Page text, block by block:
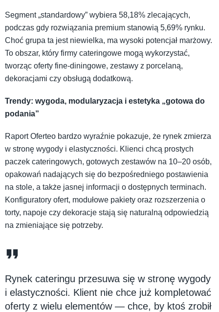
Segment „standardowy” wybiera 58,18% zlecających,
podczas gdy rozwiązania premium stanowią 5,69% rynku.
Choć grupa ta jest niewielka, ma wysoki potencjał marżowy.
To obszar, który firmy cateringowe mogą wykorzystać,
tworząc oferty fine-diningowe, zestawy z porcelaną,
dekoracjami czy obsługą dodatkową.
Trendy: wygoda, modularyzacja i estetyka „gotowa do
podania”
Raport Oferteo bardzo wyraźnie pokazuje, że rynek zmierza
w stronę wygody i elastyczności. Klienci chcą prostych
paczek cateringowych, gotowych zestawów na 10–20 osób,
opakowań nadających się do bezpośredniego postawienia
na stole, a także jasnej informacji o dostępnych terminach.
Konfiguratory ofert, modułowe pakiety oraz rozszerzenia o
torty, napoje czy dekoracje stają się naturalną odpowiedzią
na zmieniające się potrzeby.
Rynek cateringu przesuwa się w stronę wygody
i elastyczności. Klient nie chce już kompletować
oferty z wielu elementów — chce, by ktoś zrobił